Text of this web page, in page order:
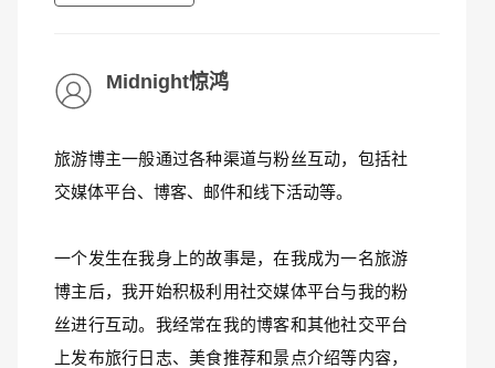
Midnight惊鸿
旅游博主一般通过各种渠道与粉丝互动，包括社
交媒体平台、博客、邮件和线下活动等。
一个发生在我身上的故事是，在我成为一名旅游
博主后，我开始积极利用社交媒体平台与我的粉
丝进行互动。我经常在我的博客和其他社交平台
上发布旅行日志、美食推荐和景点介绍等内容，